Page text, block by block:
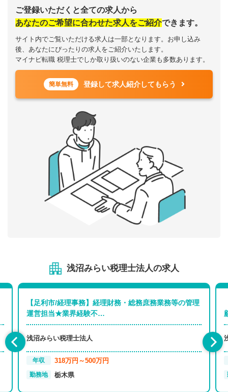
ご登録いただくと全ての求人から
あなたのご希望に合わせた求人をご紹介できます。
サイト内でご覧いただける求人は一部となります。お申し込み
後、あなたにぴったりの求人をご紹介いたします。
マイナビ転職 税理士でしか取り扱いのない企業も多数あります。
簡単無料 登録して求人紹介してもらう
浅沼みらい税理士法人の求人
【足利市/経理事務】経理財務・総務庶務業務等の管理
運営担当★業界経験不…
浅沼みらい税理士法人
年収 318万円～500万円
勤務地 栃木県